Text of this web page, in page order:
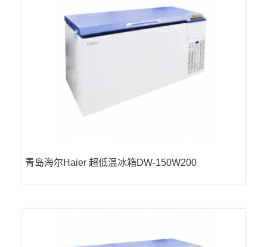
青岛海尔Haier 超低温冰箱DW-150W200